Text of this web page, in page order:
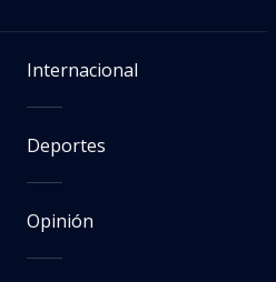
Internacional
Deportes
Opinión